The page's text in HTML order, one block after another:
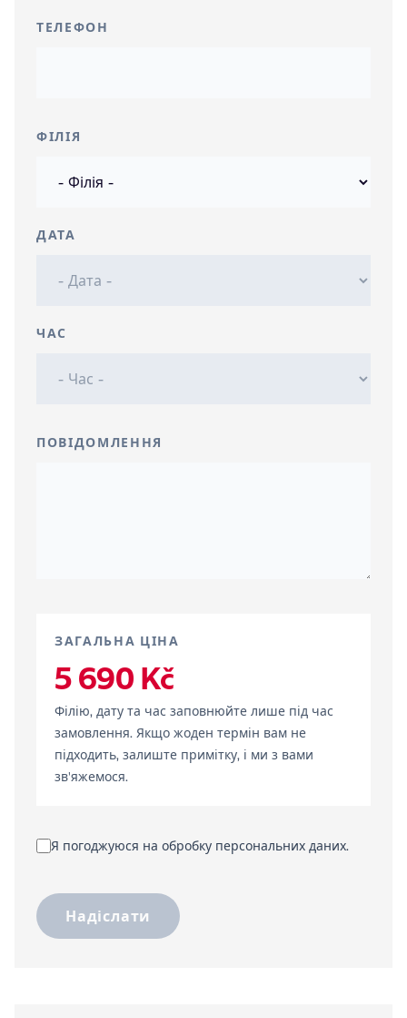
ТЕЛЕФОН
ФІЛІЯ
ДАТА
ЧАС
ПОВІДОМЛЕННЯ
ЗАГАЛЬНА ЦІНА
5 690 Kč
Філію, дату та час заповнюйте лише під час
замовлення. Якщо жоден термін вам не
підходить, залиште примітку, і ми з вами
зв'яжемося.
Я погоджуюся на обробку персональних даних.
Надіслати